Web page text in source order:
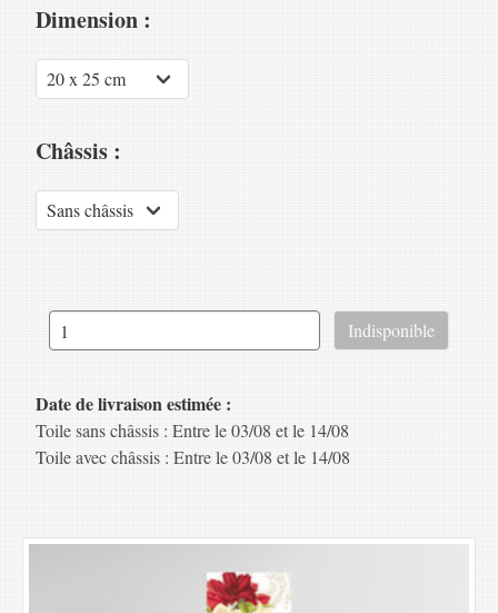
Dimension :
Châssis :
Date de livraison estimée :
Toile sans châssis : Entre le 03/08 et le 14/08
Toile avec châssis : Entre le 03/08 et le 14/08